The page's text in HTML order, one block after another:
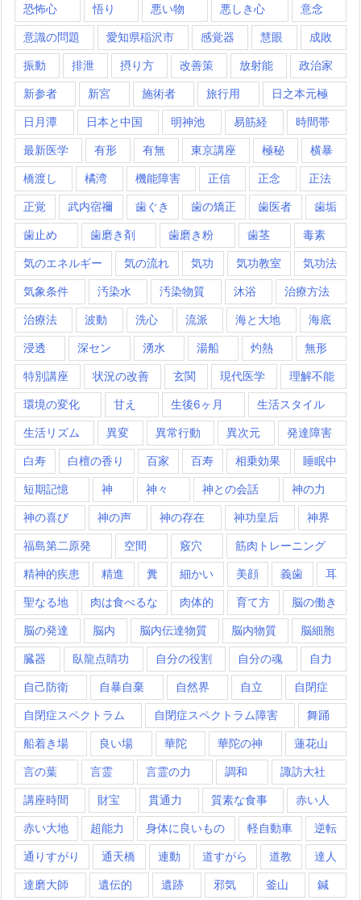
恐怖心 悟り 悪い物 悪しき心 意念
意識の問題 愛知県稲沢市 感覚器 慧眼 成敗
振動 排泄 摂り方 改善策 放射能 政治家
新参者 新宮 施術者 旅行用 日之本元極
日月潭 日本と中国 明神池 易筋経 時間帯
最新医学 有形 有無 東京講座 極秘 横暴
橋渡し 橘湾 機能障害 正信 正念 正法
正覚 武内宿禰 歯ぐき 歯の矯正 歯医者 歯垢
歯止め 歯磨き剤 歯磨き粉 歯茎 毒素
気のエネルギー 気の流れ 気功 気功教室 気功法
気象条件 汚染水 汚染物質 沐浴 治療方法
治療法 波動 洗心 流派 海と大地 海底
浸透 深セン 湧水 湯船 灼熱 無形
特別講座 状況の改善 玄関 現代医学 理解不能
環境の変化 甘え 生後6ヶ月 生活スタイル
生活リズム 異変 異常行動 異次元 発達障害
白寿 白檀の香り 百家 百寿 相乗効果 睡眠中
短期記憶 神 神々 神との会話 神の力
神の喜び 神の声 神の存在 神功皇后 神界
福島第二原発 空間 竅穴 筋肉トレーニング
精神的疾患 精進 糞 細かい 美顔 義歯 耳
聖なる地 肉は食べるな 肉体的 育て方 脳の働き
脳の発達 脳内 脳内伝達物質 脳内物質 脳細胞
臓器 臥龍点睛功 自分の役割 自分の魂 自力
自己防衛 自暴自棄 自然界 自立 自閉症
自閉症スペクトラム 自閉症スペクトラム障害 舞踊
船着き場 良い場 華陀 華陀の神 蓮花山
言の葉 言霊 言霊の力 調和 諏訪大社
講座時間 財宝 貫通力 質素な食事 赤い人
赤い大地 超能力 身体に良いもの 軽自動車 逆転
通りすがり 通天橋 連動 道すがら 道教 達人
達磨大師 遺伝的 遺跡 邪気 釜山 鍼